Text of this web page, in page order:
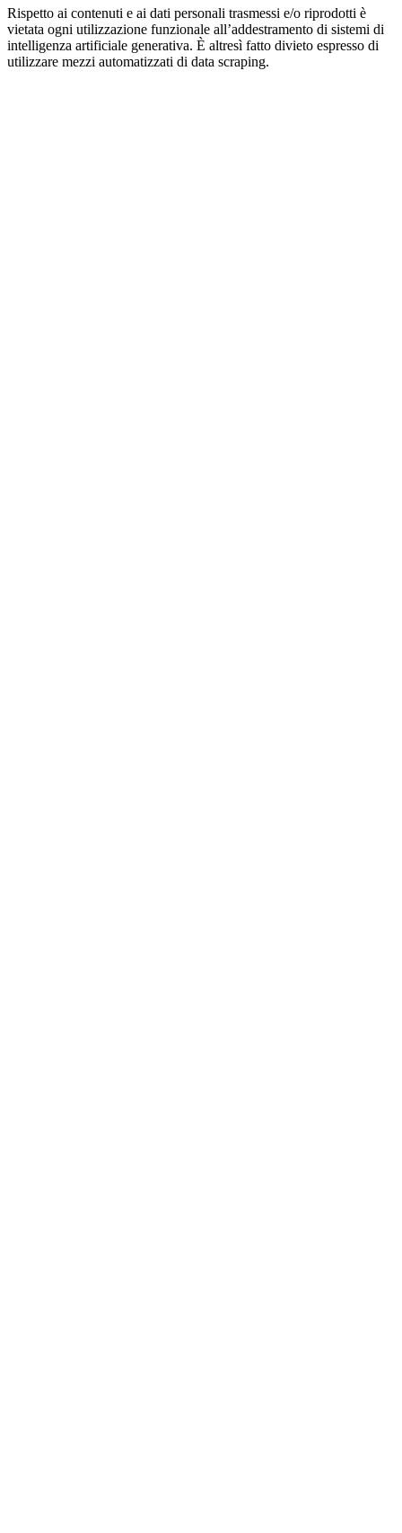
Rispetto ai contenuti e ai dati personali trasmessi e/o riprodotti è
vietata ogni utilizzazione funzionale all’addestramento di sistemi di
intelligenza artificiale generativa. È altresì fatto divieto espresso di
utilizzare mezzi automatizzati di data scraping.